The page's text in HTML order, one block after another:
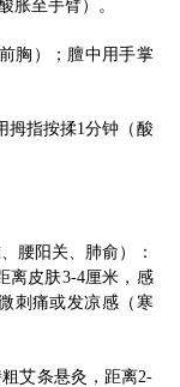
胀至手臂）。
胸）；膻中用手掌
拇指按揉1分钟（酸
腰阳关、肺俞）：
离皮肤3-4厘米，感
刺痛或发凉感（寒
艾条悬灸，距离2-